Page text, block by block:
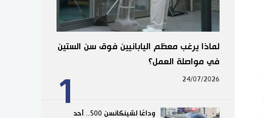
1
لماذا يرغب معظم اليابانيين فوق سن الستين
في مواصلة العمل؟
24/07/2026
وداعًا لشينكانسن 500.. أحد